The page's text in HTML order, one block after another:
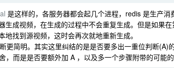
是这样的，各服务器都会起几个进程，redis 是生产
生成视频，在生成的过程中不会重复生成。但是如果
地找到源视频，这时会再次就地重新生成。
更简明。其实这里纠结的是是否要多出一重位判断
，而是是否要额外加 A ，以及多一个步骤附带的可能